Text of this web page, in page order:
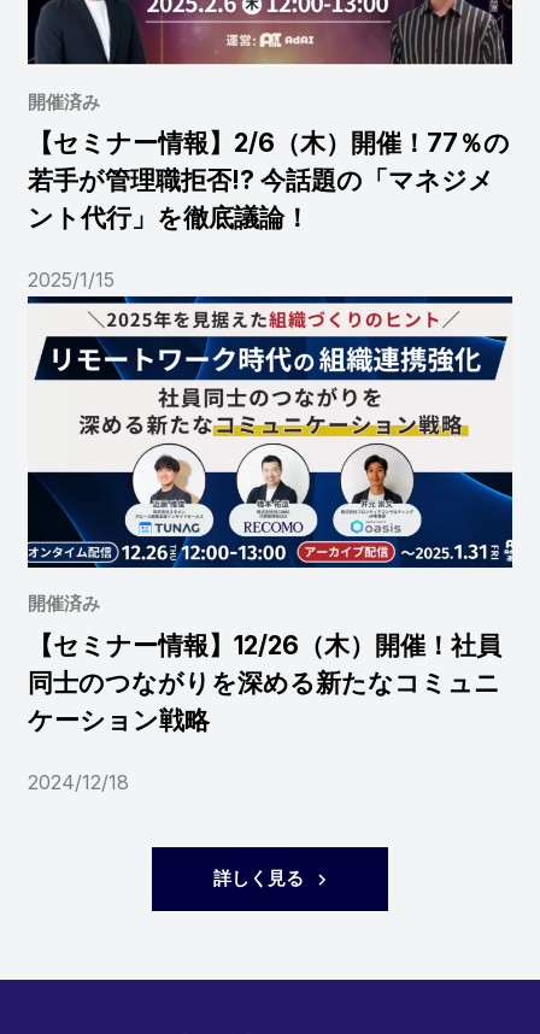
開催済み
【セミナー情報】2/6（木）開催！77％の
若手が管理職拒否!? 今話題の「マネジメ
ント代行」を徹底議論！
2025/1/15
開催済み
【セミナー情報】12/26（木）開催！社員
同士のつながりを深める新たなコミュニ
ケーション戦略
2024/12/18
詳しく見る